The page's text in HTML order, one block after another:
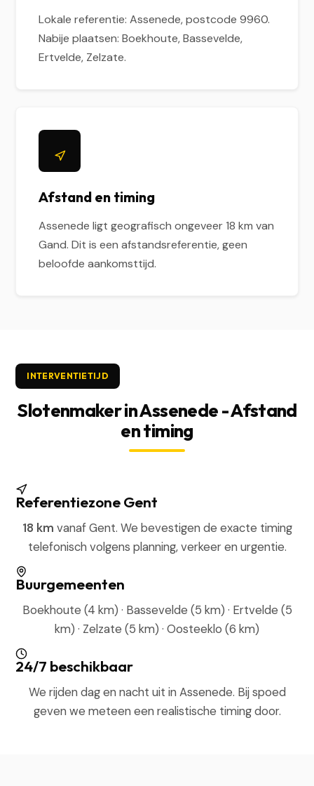
Lokale referentie: Assenede, postcode 9960.
Nabije plaatsen: Boekhoute, Bassevelde,
Ertvelde, Zelzate.
Afstand en timing
Assenede ligt geografisch ongeveer 18 km van
Gand. Dit is een afstandsreferentie, geen
beloofde aankomsttijd.
INTERVENTIETIJD
Slotenmaker in Assenede - Afstand
en timing
Referentiezone Gent
18 km vanaf Gent. We bevestigen de exacte timing
telefonisch volgens planning, verkeer en urgentie.
Buurgemeenten
Boekhoute (4 km) · Bassevelde (5 km) · Ertvelde (5
km) · Zelzate (5 km) · Oosteeklo (6 km)
24/7 beschikbaar
We rijden dag en nacht uit in Assenede. Bij spoed
geven we meteen een realistische timing door.